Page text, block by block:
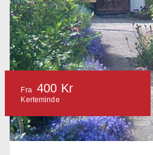
Fra 400 Kr
Kerteminde